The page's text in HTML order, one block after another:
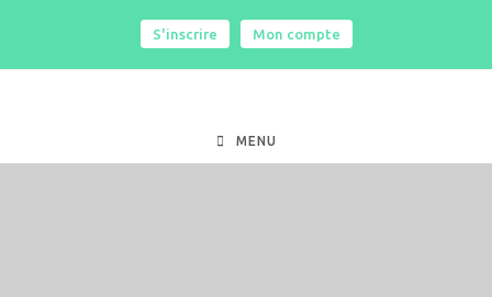
S'inscrire Mon compte
MENU